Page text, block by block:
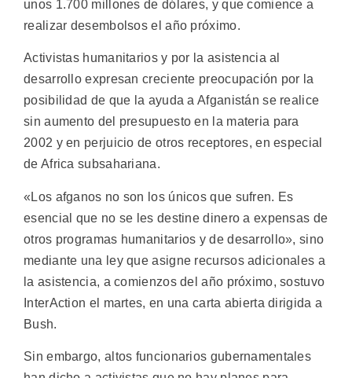
unos 1.700 millones de dólares, y que comience a
realizar desembolsos el año próximo.
Activistas humanitarios y por la asistencia al
desarrollo expresan creciente preocupación por la
posibilidad de que la ayuda a Afganistán se realice
sin aumento del presupuesto en la materia para
2002 y en perjuicio de otros receptores, en especial
de Africa subsahariana.
«Los afganos no son los únicos que sufren. Es
esencial que no se les destine dinero a expensas de
otros programas humanitarios y de desarrollo», sino
mediante una ley que asigne recursos adicionales a
la asistencia, a comienzos del año próximo, sostuvo
InterAction el martes, en una carta abierta dirigida a
Bush.
Sin embargo, altos funcionarios gubernamentales